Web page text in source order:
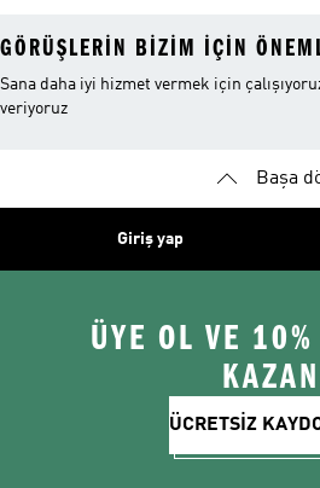
GÖRÜŞLERIN BIZIM IÇIN
Sana daha iyi hizmet vermek için
veriyoruz
Başa
Giriş yap
ÜYE OL VE
KAZAN
ÜCRETSİZ